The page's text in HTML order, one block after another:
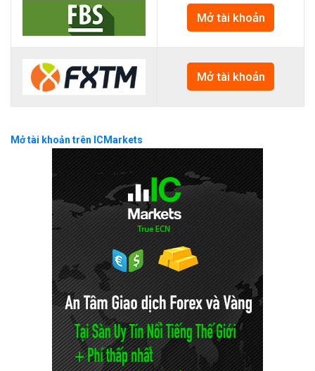
Mở tài khoản
Mở tài khoản
Mở tài khoản trên ICMarkets